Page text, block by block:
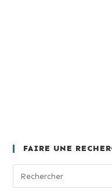
FAIRE UNE